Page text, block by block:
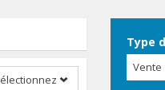
Type
Vente